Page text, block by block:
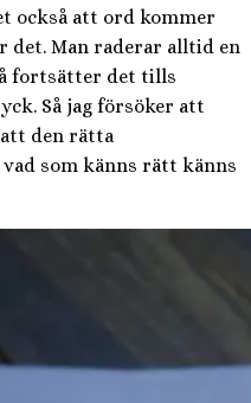
också att ord kommer
det. Man raderar alltid en
fortsätter det tills
Så jag försöker att
den rätta
som känns rätt känns